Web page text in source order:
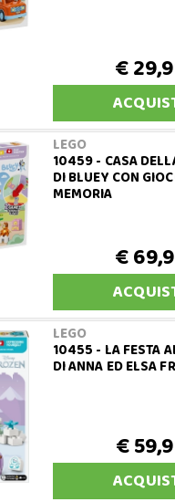
€
LEGO
10459 - CASA
DI BLUEY CON
MEMORIA
€
LEGO
10455 - LA FESTA
DI ANNA ED ELSA
€